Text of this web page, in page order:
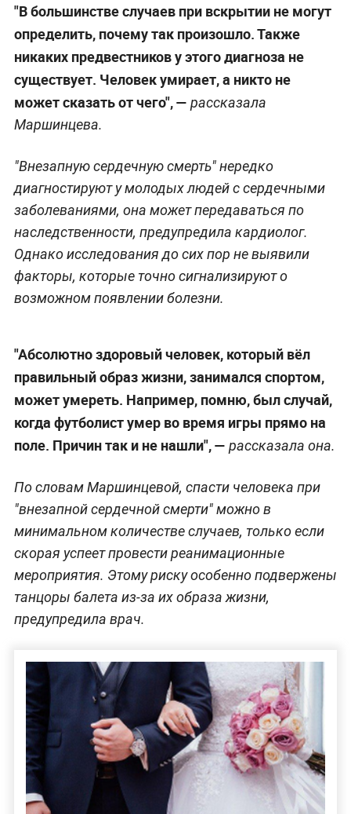
"В большинстве случаев при вскрытии не могут
определить, почему так произошло. Также
никаких предвестников у этого диагноза не
существует. Человек умирает, а никто не
может сказать от чего", — рассказала
Маршинцева.
"Внезапную сердечную смерть" нередко
диагностируют у молодых людей с сердечными
заболеваниями, она может передаваться по
наследственности, предупредила кардиолог.
Однако исследования до сих пор не выявили
факторы, которые точно сигнализируют о
возможном появлении болезни.
"Абсолютно здоровый человек, который вёл
правильный образ жизни, занимался спортом,
может умереть. Например, помню, был случай,
когда футболист умер во время игры прямо на
поле. Причин так и не нашли", — рассказала она.
По словам Маршинцевой, спасти человека при
"внезапной сердечной смерти" можно в
минимальном количестве случаев, только если
скорая успеет провести реанимационные
мероприятия. Этому риску особенно подвержены
танцоры балета из-за их образа жизни,
предупредила врач.